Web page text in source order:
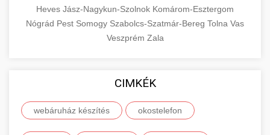
Heves Jász-Nagykun-Szolnok Komárom-Esztergom
Nógrád Pest Somogy Szabolcs-Szatmár-Bereg Tolna Vas
Veszprém Zala
CIMKÉK
webáruház készítés okostelefon